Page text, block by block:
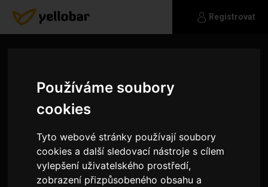
Používáme soubory
cookies
Tyto webové stránky používají soubory
cookies a další sledovací nástroje s cílem
vylepšení uživatelského prostředí,
zobrazení přizpůsobeného obsahu a
Registrovat